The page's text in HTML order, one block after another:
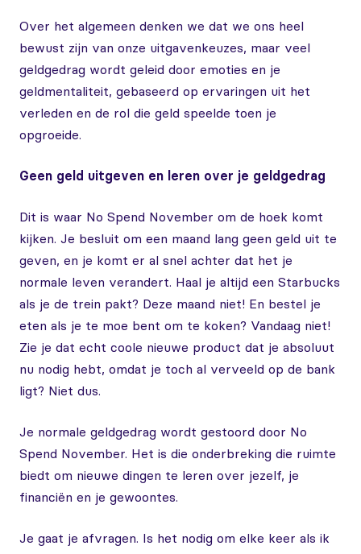
Over het algemeen denken we dat we ons heel
bewust zijn van onze uitgavenkeuzes, maar veel
geldgedrag wordt geleid door emoties en je
geldmentaliteit, gebaseerd op ervaringen uit het
verleden en de rol die geld speelde toen je
opgroeide.
Geen geld uitgeven en leren over je geldgedrag
Dit is waar No Spend November om de hoek komt
kijken. Je besluit om een maand lang geen geld uit te
geven, en je komt er al snel achter dat het je
normale leven verandert. Haal je altijd een Starbucks
als je de trein pakt? Deze maand niet! En bestel je
eten als je te moe bent om te koken? Vandaag niet!
Zie je dat echt coole nieuwe product dat je absoluut
nu nodig hebt, omdat je toch al verveeld op de bank
ligt? Niet dus.
Je normale geldgedrag wordt gestoord door No
Spend November. Het is die onderbreking die ruimte
biedt om nieuwe dingen te leren over jezelf, je
financiën en je gewoontes.
Je gaat je afvragen. Is het nodig om elke keer als ik